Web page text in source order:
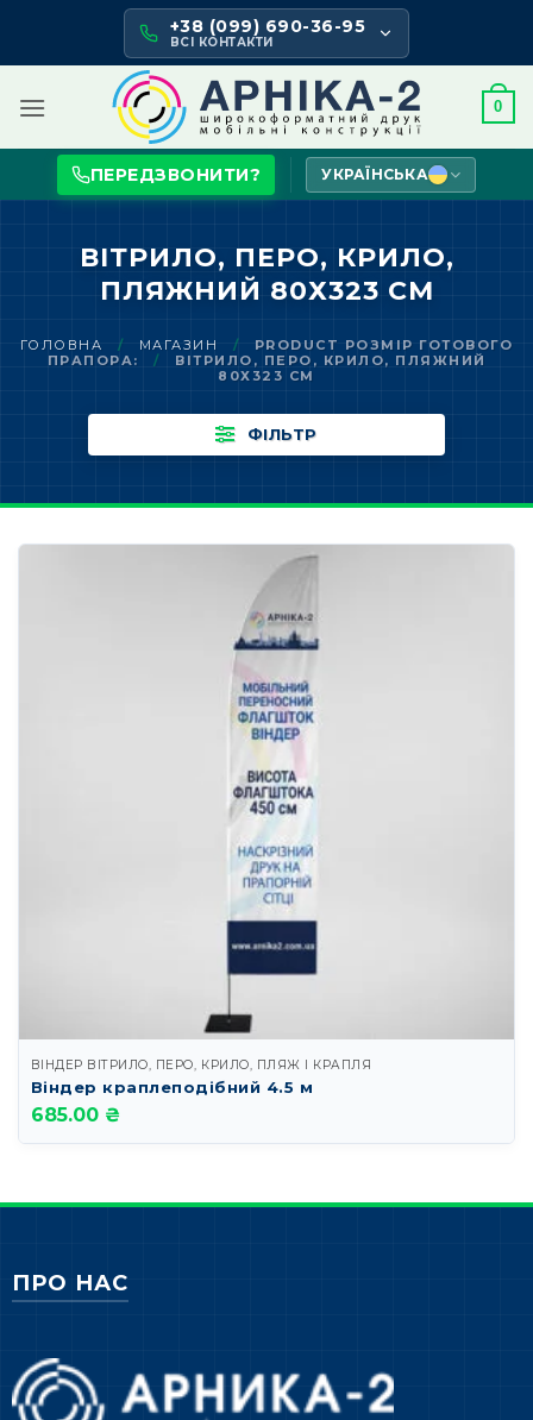
content
+38 (099) 690-36-95
ВСІ КОНТАКТИ
0
ПЕРЕДЗВОНИТИ? УКРАЇНСЬКА
ВІТРИЛО, ПЕРО, КРИЛО,
ПЛЯЖНИЙ 80Х323 СМ
ГОЛОВНА / МАГАЗИН /
PRODUCT РОЗМІР ГОТОВОГО
ПРАПОРА:
/
ВІТРИЛО, ПЕРО, КРИЛО, ПЛЯЖНИЙ
80Х323 СМ
ФІЛЬТР
ВІНДЕР ВІТРИЛО, ПЕРО, КРИЛО, ПЛЯЖ І КРАПЛЯ
Віндер краплеподібний 4.5 м
685.00 ₴
ПРО НАС